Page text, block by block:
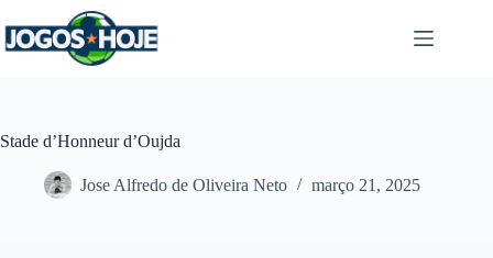
para
o
Stade d’Honneur d’Oujda
Jose Alfredo de Oliveira Neto março 21, 2025